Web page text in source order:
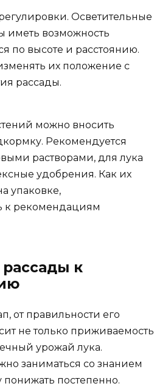
Осветительные
возможность
по высоте и расстоянию.
их положение с
рассады.
можно вносить
Рекомендуется
растворами, для лука
удобрения. Как их
упаковке,
к рекомендациям
рассады к
от правильности его
не только приживаемость
урожай лука.
заниматься со знанием
понижать постепенно.